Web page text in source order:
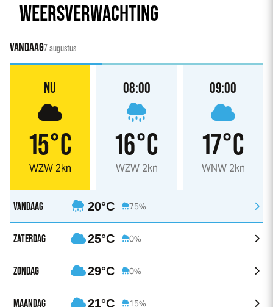
WEERSVERWACHTING
VANDAAG7 augustus
NU
15°C
WZW 2kn
08:00
16°C
WZW 2kn
09:00
17°C
WNW 2kn
VANDAAG 20°C 75%
ZATERDAG 25°C 0%
ZONDAG 29°C 0%
MAANDAG 21°C 15%